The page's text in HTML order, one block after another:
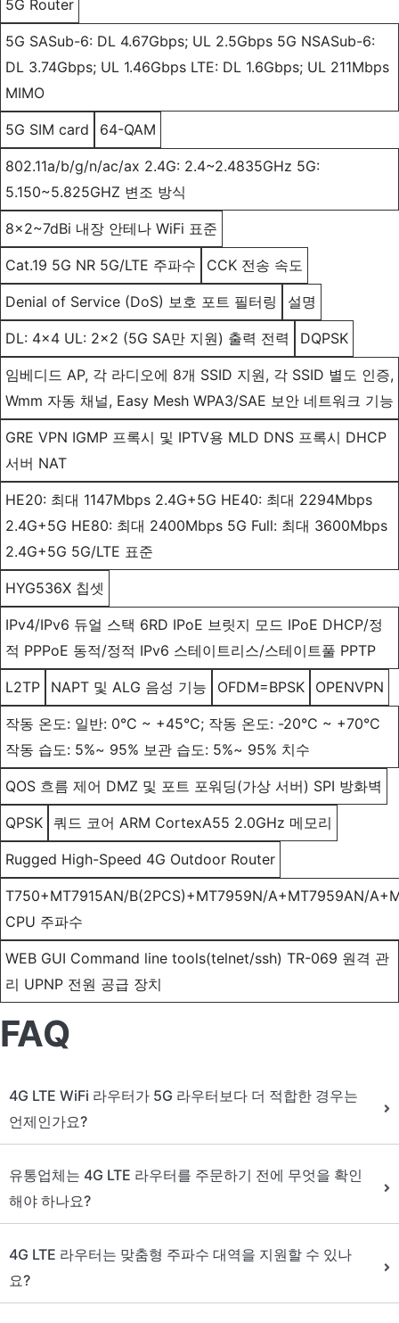
5G Router
5G SASub-6: DL 4.67Gbps; UL 2.5Gbps 5G NSASub-6:
DL 3.74Gbps; UL 1.46Gbps LTE: DL 1.6Gbps; UL 211Mbps
MIMO
5G SIM card 64-QAM
802.11a/b/g/n/ac/ax 2.4G: 2.4~2.4835GHz 5G:
5.150~5.825GHZ 변조 방식
8x2~7dBi 내장 안테나 WiFi 표준
Cat.19 5G NR 5G/LTE 주파수 CCK 전송 속도
Denial of Service (DoS) 보호 포트 필터링 설명
DL: 4x4 UL: 2x2 (5G SA만 지원) 출력 전력 DQPSK
임베디드 AP, 각 라디오에 8개 SSID 지원, 각 SSID 별도 인증,
Wmm 자동 채널, Easy Mesh WPA3/SAE 보안 네트워크 기능
GRE VPN IGMP 프록시 및 IPTV용 MLD DNS 프록시 DHCP
서버 NAT
HE20: 최대 1147Mbps 2.4G+5G HE40: 최대 2294Mbps
2.4G+5G HE80: 최대 2400Mbps 5G Full: 최대 3600Mbps
2.4G+5G 5G/LTE 표준
HYG536X 칩셋
IPv4/IPv6 듀얼 스택 6RD IPoE 브릿지 모드 IPoE DHCP/정
적 PPPoE 동적/정적 IPv6 스테이트리스/스테이트풀 PPTP
L2TP NAPT 및 ALG 음성 기능 OFDM=BPSK OPENVPN
작동 온도: 일반: 0°C ~ +45°C; 작동 온도: -20°C ~ +70°C
작동 습도: 5%~ 95% 보관 습도: 5%~ 95% 치수
QOS 흐름 제어 DMZ 및 포트 포워딩(가상 서버) SPI 방화벽
QPSK 쿼드 코어 ARM CortexA55 2.0GHz 메모리
Rugged High-Speed 4G Outdoor Router
T750+MT7915AN/B(2PCS)+MT7959N/A+MT7959AN/
CPU 주파수
WEB GUI Command line tools(telnet/ssh) TR-069 원격 관
리 UPNP 전원 공급 장치
FAQ
4G LTE WiFi 라우터가 5G 라우터보다 더 적합한 경우는
언제인가요?
유통업체는 4G LTE 라우터를 주문하기 전에 무엇을 확인
해야 하나요?
4G LTE 라우터는 맞춤형 주파수 대역을 지원할 수 있나
요?